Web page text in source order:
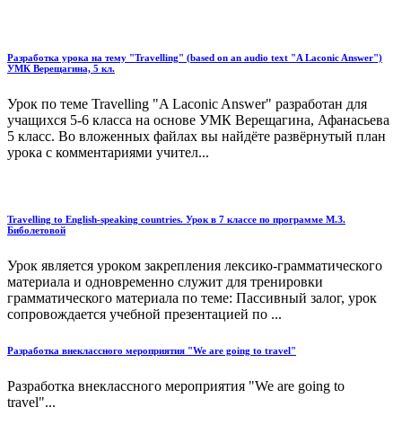
Разработка урока на тему "Travelling" (based on an audio text "A Laconic Answer")
УМК Верещагина, 5 кл.
Урок по теме Travelling "A Laconic Answer" разработан для
учащихся 5-6 класса на основе УМК Верещагина, Афанасьева
5 класс. Во вложенных файлах вы найдёте развёрнутый план
урока с комментариями учител...
Travelling to English-speaking countries. Урок в 7 классе по программе М.З.
Биболетовой
Урок является уроком закрепления лексико-грамматического
материала и одновременно служит для тренировки
грамматического материала по теме: Пассивный залог, урок
сопровождается учебной презентацией по ...
Разработка внеклассного мероприятия "We are going to travel"
Разработка внеклассного мероприятия "We are going to
travel"...